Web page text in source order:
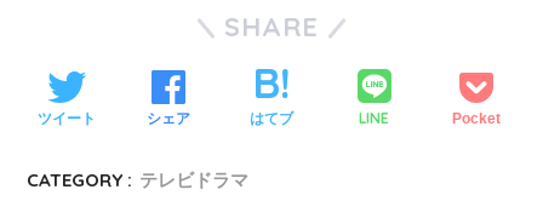
SHARE
ツイート シェア はてブ LINE Pocket
CATEGORY : テレビドラマ